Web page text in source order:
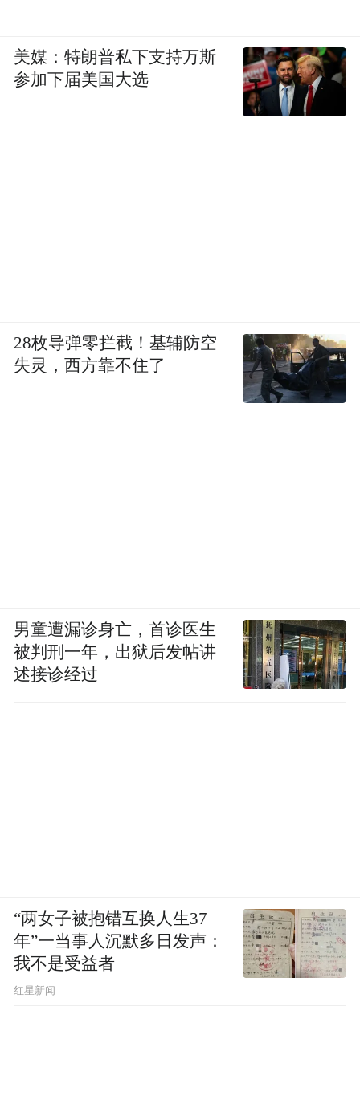
美媒：特朗普私下支持万斯
参加下届美国大选
28枚导弹零拦截！基辅防空
失灵，西方靠不住了
男童遭漏诊身亡，首诊医生
被判刑一年，出狱后发帖讲
述接诊经过
“两女子被抱错互换人生37
年”一当事人沉默多日发声：
我不是受益者
红星新闻